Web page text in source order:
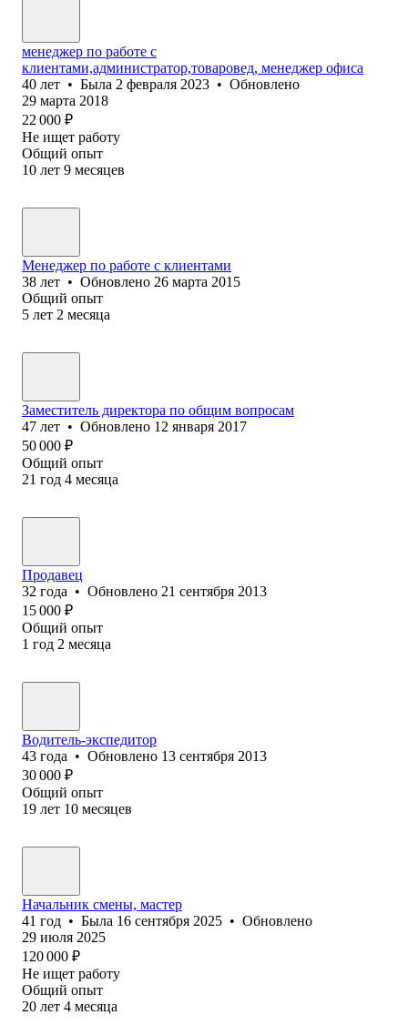
менеджер по работе с
клиентами,администратор,товаровед, менеджер офиса
40 лет • Была 2 февраля 2023 • Обновлено
29 марта 2018
22 000 ₽
Не ищет работу
Общий опыт
10 лет 9 месяцев
Менеджер по работе с клиентами
38 лет • Обновлено 26 марта 2015
Общий опыт
5 лет 2 месяца
Заместитель директора по общим вопросам
47 лет • Обновлено 12 января 2017
50 000 ₽
Общий опыт
21 год 4 месяца
Продавец
32 года • Обновлено 21 сентября 2013
15 000 ₽
Общий опыт
1 год 2 месяца
Водитель-экспедитор
43 года • Обновлено 13 сентября 2013
30 000 ₽
Общий опыт
19 лет 10 месяцев
Начальник смены, мастер
41 год • Была 16 сентября 2025 • Обновлено
29 июля 2025
120 000 ₽
Не ищет работу
Общий опыт
20 лет 4 месяца